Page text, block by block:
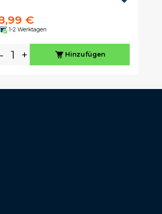
€
1-2 Werktagen
- + Hinzufügen